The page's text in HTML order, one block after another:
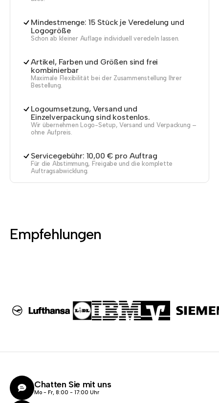
Mindestmenge: 15 Stück je Veredelung und
Logogröße
Schon ab kleiner Auflage individuell veredeln lassen.
Artikel, Farben und Größen sind frei
kombinierbar
Maximale Flexibilität bei der Zusammenstellung Ihrer
Bestellung.
Logoumsetzung, Versand und
Einzelverpackung sind kostenlos.
Wir übernehmen Logo-Setup, Versand und Verpackung –
ohne Aufpreis.
Servicegebühr: 10,00 € pro Auftrag
Für die Abstimmung, Freigabe und die komplette
Auftragsabwicklung.
Empfehlungen
Chatten Sie mit uns
Mo - Fr, 8:00 - 17:00 Uhr